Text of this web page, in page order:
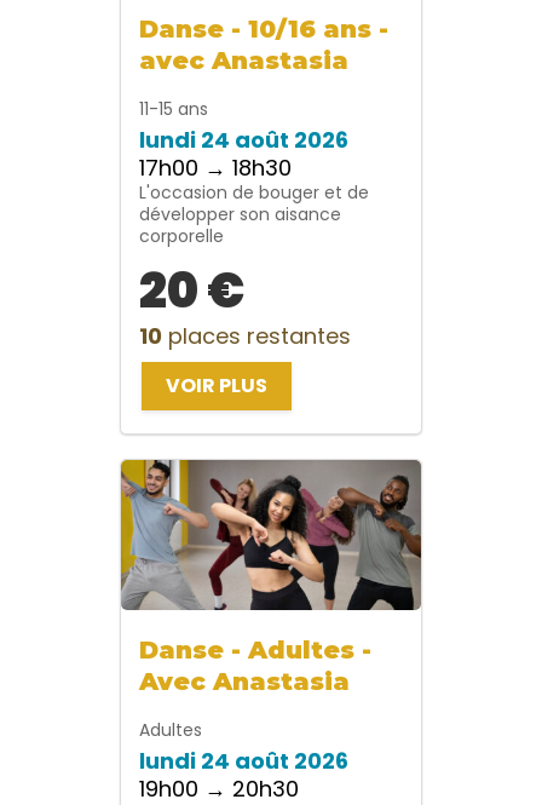
Danse - 10/16 ans -
avec Anastasia
11-15 ans
lundi 24 août 2026
17h00 → 18h30
L'occasion de bouger et de
développer son aisance
corporelle
20 €
10 places restantes
VOIR PLUS
Danse - Adultes -
Avec Anastasia
Adultes
lundi 24 août 2026
19h00 → 20h30